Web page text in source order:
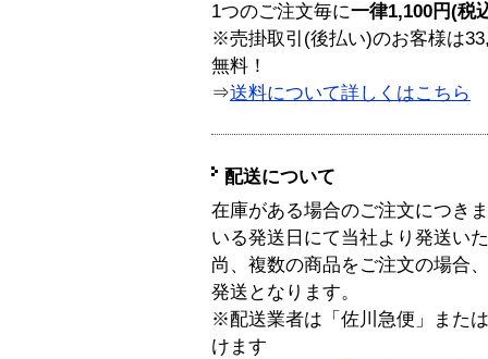
1つのご注文毎に一律1,100円(税
※売掛取引(後払い)のお客様は
無料！
⇒送料について詳しくはこちら
配送について
在庫がある場合のご注文につき
いる発送日にて当社より発送い
尚、複数の商品をご注文の場合
発送となります。
※配送業者は「佐川急便」また
けます